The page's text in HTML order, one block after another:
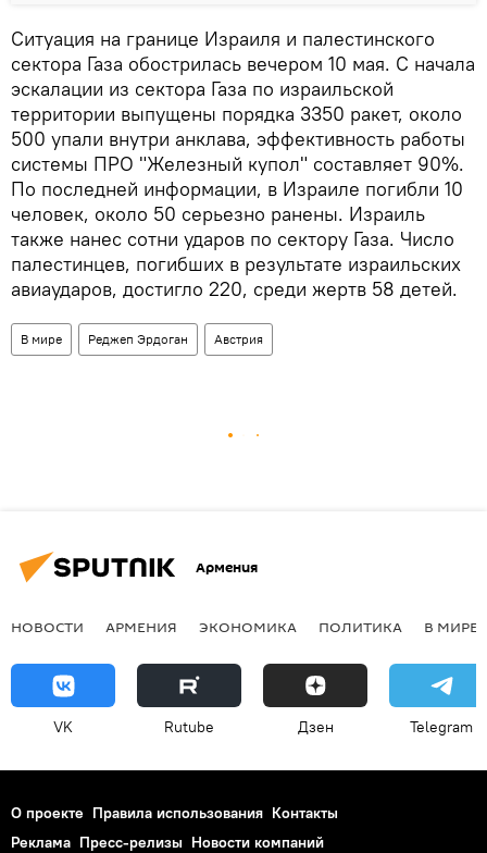
Ситуация на границе Израиля и палестинского
сектора Газа обострилась вечером 10 мая. С начала
эскалации из сектора Газа по израильской
территории выпущены порядка 3350 ракет, около
500 упали внутри анклава, эффективность работы
системы ПРО "Железный купол" составляет 90%.
По последней информации, в Израиле погибли 10
человек, около 50 серьезно ранены. Израиль
также нанес сотни ударов по сектору Газа. Число
палестинцев, погибших в результате израильских
авиаударов, достигло 220, среди жертв 58 детей.
В мире Реджеп Эрдоган Австрия
Армения
НОВОСТИ АРМЕНИЯ ЭКОНОМИКА ПОЛИТИКА В МИРЕ
VK Rutube Дзен Telegram
О проекте Правила использования Контакты
Реклама Пресс-релизы Новости компаний